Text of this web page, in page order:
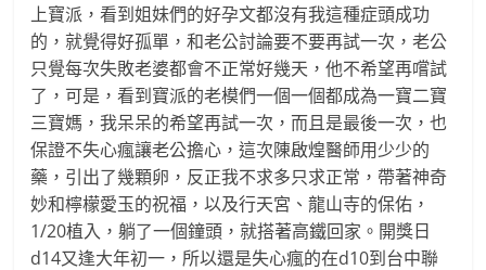
上寶派，看到姐妹們的好孕文都沒有我這種症頭成功
的，就覺得好孤單，和老公討論要不要再試一次，老公
只覺每次失敗老婆都會不正常好幾天，他不希望再嚐試
了，可是，看到寶派的老模們一個一個都成為一寶二寶
三寶媽，我呆呆的希望再試一次，而且是最後一次，也
保證不失心瘋讓老公擔心，這次陳啟煌醫師用少少的
藥，引出了幾顆卵，反正我不求多只求正常，帶著神奇
妙和檸檬愛玉的祝福，以及行天宮、龍山寺的保佑，
1/20植入，躺了一個鐘頭，就搭著高鐵回家。開獎日
d14又逢大年初一，所以還是失心瘋的在d10到台中聯